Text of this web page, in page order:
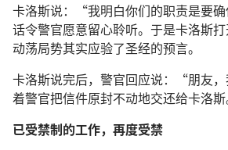
卡洛斯说：“我明白你们的职责是要
话令警官愿意留心聆听。于是卡洛斯
动荡局势其实应验了圣经的预言。
卡洛斯说完后，警官回应说：“朋友
着警官把信件原封不动地交还给卡洛斯
已受禁制的工作，再度受禁